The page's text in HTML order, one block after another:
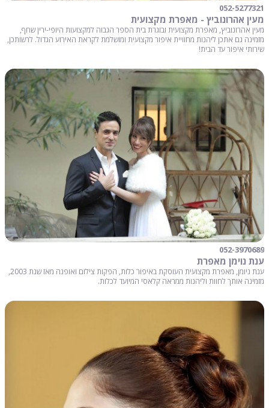
052-5277321
מעין אהרונוביץ - מאפרת מקצועית
מעין אהרונוביץ, מאפרת מקצועית ובוגרת בית הספר הגבוה למקצועות היופי-ירין שחף,
מזמינה גם אתכן ליהנות מחוויית איפור מקצועית ומושלמת לקראת האירוע הגדול. לרשותכן,
שירותי איפור עד הבית!
052-3970689
ענת נוימן מאפרת
ענת ניומן, מאפרת מקצועית העוסקת באיפור כלות, הפקות צילום ואופנה מאז שנת 2003,
מזמינה אותך לחוות וליהנות ממראה קלאסי המיועד לכלות.